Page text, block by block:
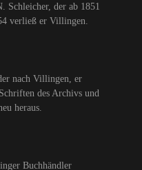
Schleicher, der ab 1851
verließ er Villingen.
nach Villingen, er
des Archivs und
heraus.
Buchhändler